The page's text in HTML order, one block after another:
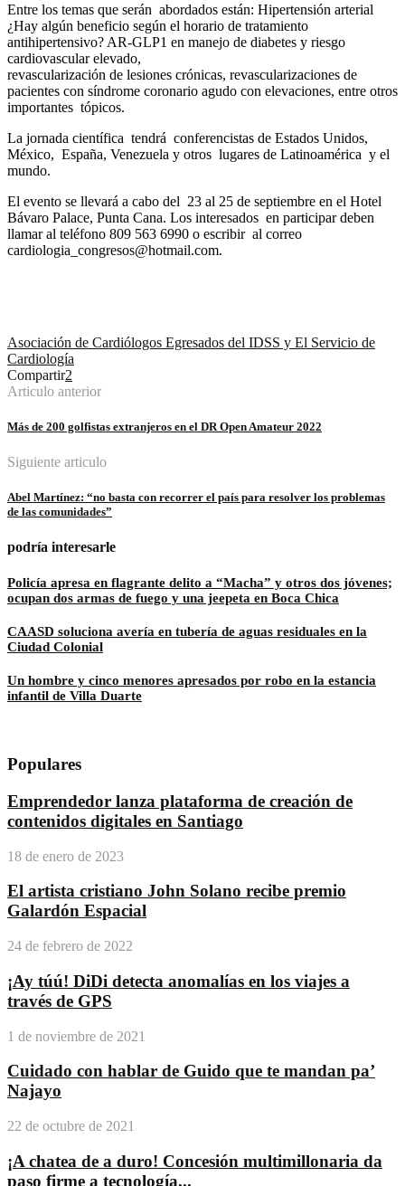
Entre los temas que serán abordados están: Hipertensión arterial
¿Hay algún beneficio según el horario de tratamiento
antihipertensivo? AR-GLP1 en manejo de diabetes y riesgo
cardiovascular elevado,
revascularización de lesiones crónicas, revascularizaciones de
pacientes con síndrome coronario agudo con elevaciones, entre otros
importantes tópicos.
La jornada científica tendrá conferencistas de Estados Unidos,
México, España, Venezuela y otros lugares de Latinoamérica y el
mundo.
El evento se llevará a cabo del 23 al 25 de septiembre en el Hotel
Bávaro Palace, Punta Cana. Los interesados en participar deben
llamar al teléfono 809 563 6990 o escribir al correo
cardiologia_congresos@hotmail.com.
Asociación de Cardiólogos Egresados del IDSS y El Servicio de
Cardiología
Compartir2
Articulo anterior
Más de 200 golfistas extranjeros en el DR Open Amateur 2022
Siguiente articulo
Abel Martínez: “no basta con recorrer el país para resolver los problemas
de las comunidades”
podría interesarle
Policía apresa en flagrante delito a “Macha” y otros dos jóvenes;
ocupan dos armas de fuego y una jeepeta en Boca Chica
CAASD soluciona avería en tubería de aguas residuales en la
Ciudad Colonial
Un hombre y cinco menores apresados por robo en la estancia
infantil de Villa Duarte
Populares
Emprendedor lanza plataforma de creación de
contenidos digitales en Santiago
18 de enero de 2023
El artista cristiano John Solano recibe premio
Galardón Espacial
24 de febrero de 2022
¡Ay túú! DiDi detecta anomalías en los viajes a
través de GPS
1 de noviembre de 2021
Cuidado con hablar de Guido que te mandan pa’
Najayo
22 de octubre de 2021
¡A chatea de a duro! Concesión multimillonaria da
paso firme a tecnología...